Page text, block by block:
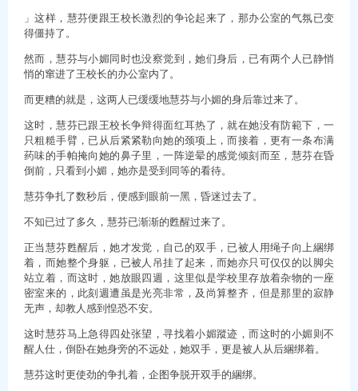
」这样，慧芬便跟王校长激烈的争论起来了，那办公室的气氛已变
得僵持了。
然而，慧芬与小媚同时也没察觉到，她们身后，已有两个人已静悄
悄的窜进了王校长的办公室内了。
而更糟的就是，这两人已缓缓地慧芬与小媚的身后靠过来了。
这时，慧芬已跟王校长争辩得面红耳热了，就在她没有防範下，一
只粗糙手臂，已从后紧紧勒向她的颈项上，而接着，更有一条布满
药味的手帕掩向她的鼻子里，一阵逆晕的感觉倾刻而至，慧芬在昏
倒前，只看到小媚，她亦是受到同等的看待。
慧芬争扎了数秒后，便感到眼前一黑，昏迷过去了。
不知已过了多久，慧芬已渐渐的甦醒过来了。
正当慧芬甦醒后，她才发觉，自己的双手，已被人用绳子向上綑绑
着，而她整个身躯，已被人吊挂了起来，而她亦只可仅仅的以脚尖
站立着，而这时，她放眼四週，这里似是学校里存放着杂物的一座
密室来的，此刻週遭虽是光亮非常，及尚算整齐，但是那里的寂静
无声，却教人感到惶恐不安。
这时慧芬马上急得四处张望，寻找着小媚蹤迹，而这时的小媚则不
醒人仕，倒卧在她身旁的不远处，她双手，更是被人从后綑绑着。
慧芬这时更使劲的争扎着，企图争脱开双手的綑绑。